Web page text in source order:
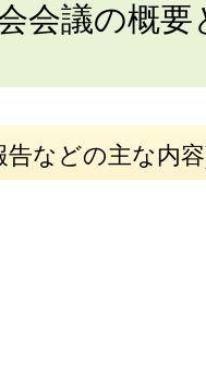
会議の概要
告などの主な内